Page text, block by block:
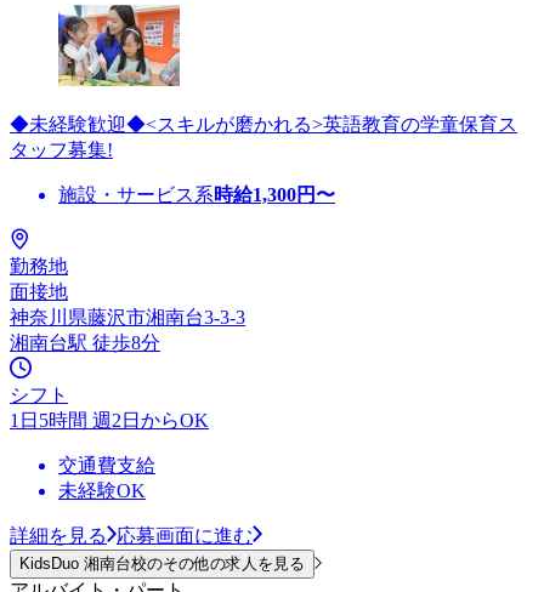
◆未経験歓迎◆<スキルが磨かれる>英語教育の学童保育ス
タッフ募集!
施設・サービス系時給1,300円〜
勤務地
面接地
神奈川県藤沢市湘南台3-3-3
湘南台駅 徒歩8分
シフト
1日5時間 週2日からOK
交通費支給
未経験OK
詳細を見る 応募画面に進む
KidsDuo 湘南台校のその他の求人を見る